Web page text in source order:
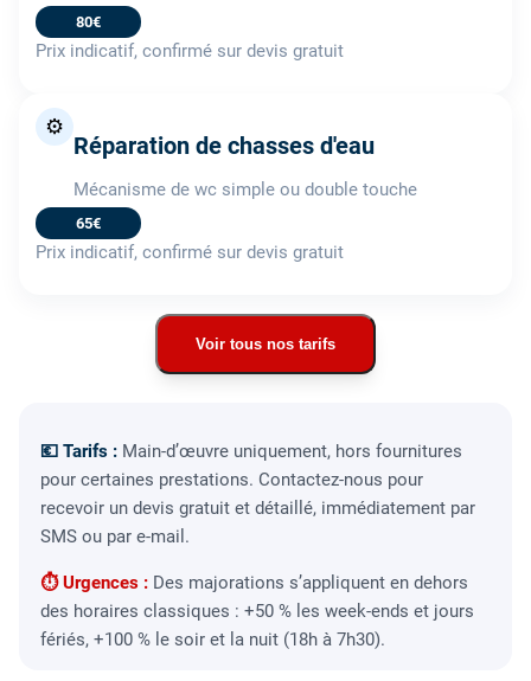
80€
Prix indicatif, confirmé sur devis gratuit
⚙️
Réparation de chasses d'eau
Mécanisme de wc simple ou double touche
65€
Prix indicatif, confirmé sur devis gratuit
Voir tous nos tarifs
💶 Tarifs : Main-d’œuvre uniquement, hors fournitures
pour certaines prestations. Contactez-nous pour
recevoir un devis gratuit et détaillé, immédiatement par
SMS ou par e-mail.
⏱ Urgences : Des majorations s’appliquent en dehors
des horaires classiques : +50 % les week-ends et jours
fériés, +100 % le soir et la nuit (18h à 7h30).